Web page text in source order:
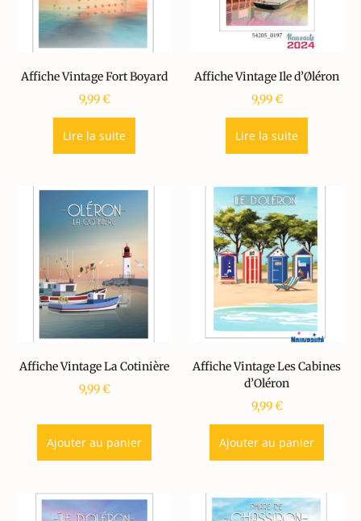
Affiche Vintage Fort Boyard
9,99€
Lire la suite
Affiche Vintage Ile d’Øléron
9,99€
Lire la suite
Affiche Vintage La Cotinière
9,99€
Ajouter au panier
Affiche Vintage Les Cabines
d’Oléron
9,99€
Ajouter au panier